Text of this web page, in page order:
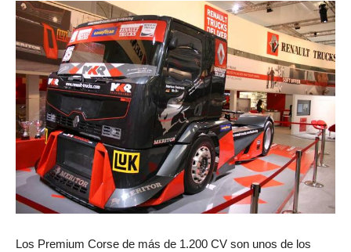
Los Premium Corse de más de 1.200 CV son unos de los